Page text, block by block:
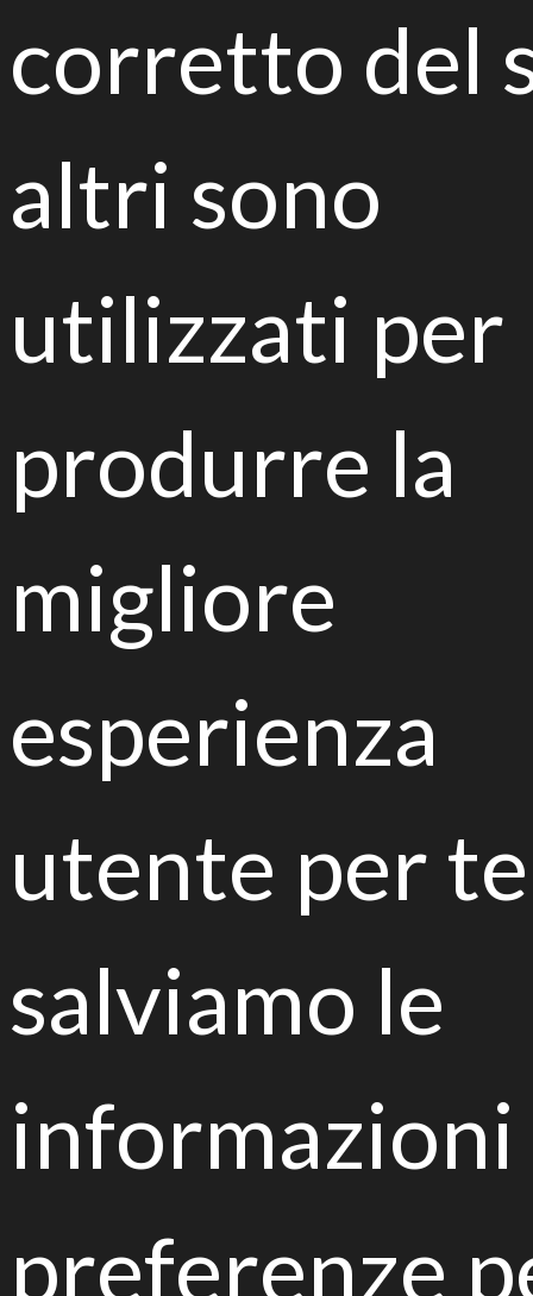
Combined green strategies for
green cities
social inclusion
futuro
consumo di suolo e uso sostenibile delle risorse
corretto del
altri sono
utilizzati per
produrre la
migliore
esperienza
utente per
salviamo le
informazioni
preferenze